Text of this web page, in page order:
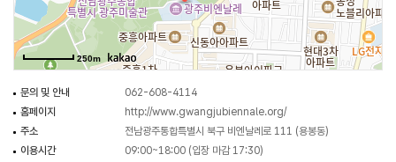
250m
문의 및 안내
062-608-4114
홈페이지
http://www.gwangjubiennale.org/
주소
전남광주통합특별시 북구 비엔날레로 111 (용봉동)
이용시간
09:00~18:00 (입장 마감 17:30)